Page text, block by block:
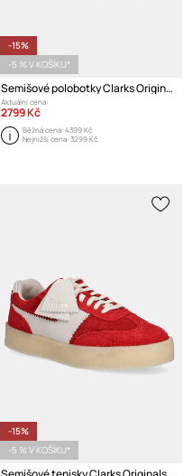
-15%
-5 % V KOŠÍKU*
Semišové polobotky Clarks Originals Wallabee Boot
Aktuální cena:
2799 Kč
Běžná cena:4399 Kč
Nejnižší cena:3299 Kč
-15%
-5 % V KOŠÍKU*